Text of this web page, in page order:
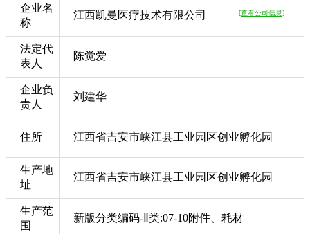
企业名
称
江西凯曼医疗技术有限公司 [查看公司信息]
法定代
表人
陈觉爱
企业负
责人
刘建华
住所 江西省吉安市峡江县工业园区创业孵化园
生产地
址
江西省吉安市峡江县工业园区创业孵化园
生产范
围
新版分类编码-Ⅱ类:07-10附件、耗材